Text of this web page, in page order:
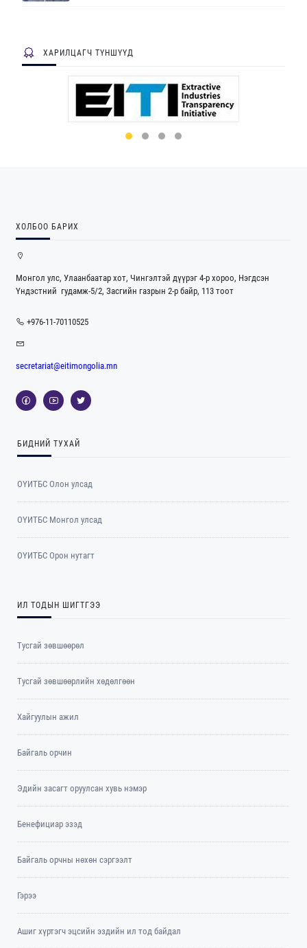
ХАРИЛЦАГЧ ТҮНШҮҮД
ХОЛБОО БАРИХ
Монгол улс, Улаанбаатар хот, Чингэлтэй дүүрэг 4-р хороо, Нэгдсэн
Үндэстний гудамж-5/2, Засгийн газрын 2-р байр, 113 тоот
+976-11-70110525
secretariat@eitimongolia.mn
БИДНИЙ ТУХАЙ
ОҮИТБС Олон улсад
ОYИТБС Монгол улсад
ОYИТБС Орон нутагт
ИЛ ТОДЫН ШИГТГЭЭ
Тусгай зөвшөөрөл
Тусгай зөвшөөрлийн хөдөлгөөн
Хайгуулын ажил
Байгаль орчин
Эдийн засагт оруулсан хувь нэмэр
Бенефициар эзэд
Байгаль орчны нөхөн сэргээлт
Гэрээ
Ашиг хүртэгч эцсийн эздийн ил тод байдал